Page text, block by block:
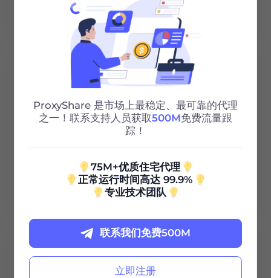
阅读更多
Caperio Pty
阅读更多
ProxyShare 是市场上最稳定、最可靠的代理
之一！联系支持人员获取500M免费流量跟
踪！
75M+优质住宅代理
正常运行时间高达 99.9%
专业技术团队
立即注册
联系我们免费500M